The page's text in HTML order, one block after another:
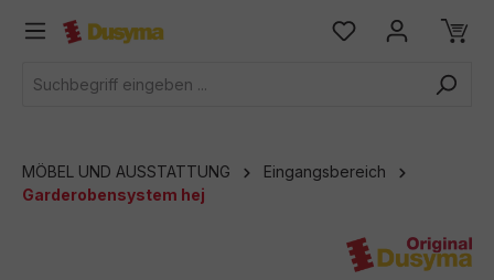
springen
MÖBEL UND AUSSTATTUNG
Eingangsbereich
Garderobensystem hej